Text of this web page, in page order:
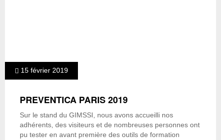
15 février 2019
PREVENTICA PARIS 2019
Sur le stand du GIMSSI, nous avons accueilli nos
adhérents, des visiteurs et de nombreuses personnes ont
pu tester en avant première des outils de formation